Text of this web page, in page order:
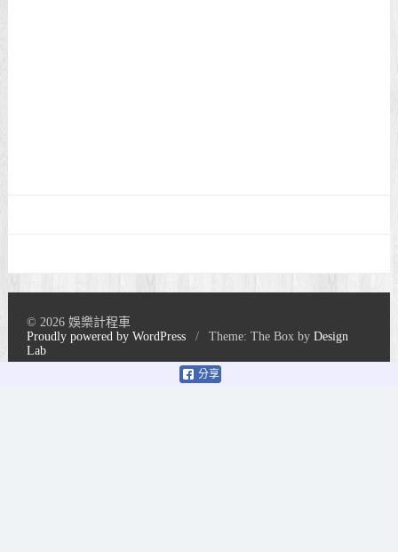
分享
© 2026 娛樂計程車
Proudly powered by WordPress
/ Theme: The Box byDesign
Lab